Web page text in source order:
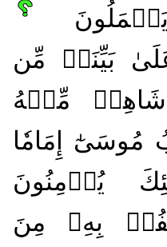
بَيِّنَةٖ مِّن
شَاهِدٞ مِّنۡهُ
مُوسَىٰٓ إِمَامٗا
يُؤۡمِنُونَ
بِهِۦ مِنَ